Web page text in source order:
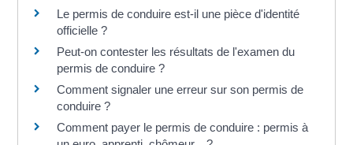
Le permis de conduire est-il une pièce d'identité
officielle ?
Peut-on contester les résultats de l'examen du
permis de conduire ?
Comment signaler une erreur sur son permis de
conduire ?
Comment payer le permis de conduire : permis à